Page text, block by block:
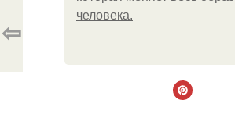
человека.
⇦